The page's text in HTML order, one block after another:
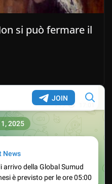
si può fermare il